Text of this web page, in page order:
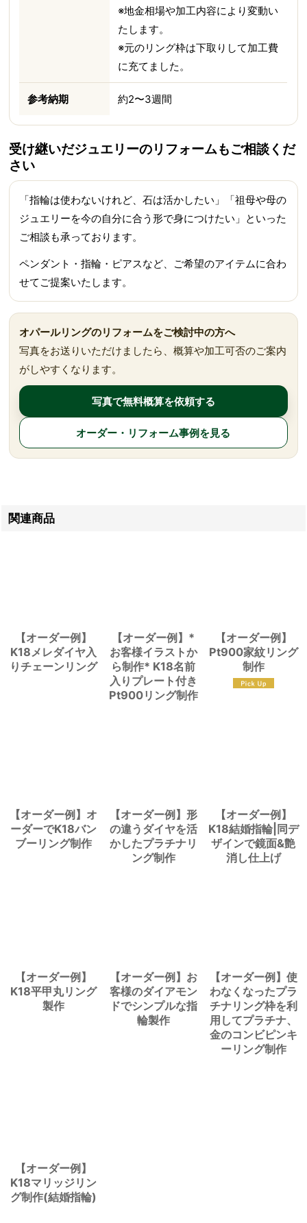
※地金相場や加工内容により変動い
たします。
※元のリング枠は下取りして加工費
に充てました。
参考納期 約2〜3週間
受け継いだジュエリーのリフォームもご相談くだ
さい
「指輪は使わないけれど、石は活かしたい」「祖母や母の
ジュエリーを今の自分に合う形で身につけたい」といった
ご相談も承っております。
ペンダント・指輪・ピアスなど、ご希望のアイテムに合わ
せてご提案いたします。
オパールリングのリフォームをご検討中の方へ
写真をお送りいただけましたら、概算や加工可否のご案内
がしやすくなります。
写真で無料概算を依頼する
オーダー・リフォーム事例を見る
関連商品
【オーダー例】
K18メレダイヤ入
りチェーンリング
【オーダー例】*
お客様イラストか
ら制作* K18名前
入りプレート付き
Pt900リング制作
【オーダー例】
Pt900家紋リング
制作
【オーダー例】オ
ーダーでK18バン
ブーリング制作
【オーダー例】形
の違うダイヤを活
かしたプラチナリ
ング制作
【オーダー例】
K18結婚指輪|同デ
ザインで鏡面&艶
消し仕上げ
【オーダー例】
K18平甲丸リング
製作
【オーダー例】お
客様のダイアモン
ドでシンプルな指
輪製作
【オーダー例】使
わなくなったプラ
チナリング枠を利
用してプラチナ、
金のコンビピンキ
ーリング制作
【オーダー例】
K18マリッジリン
グ制作(結婚指輪)